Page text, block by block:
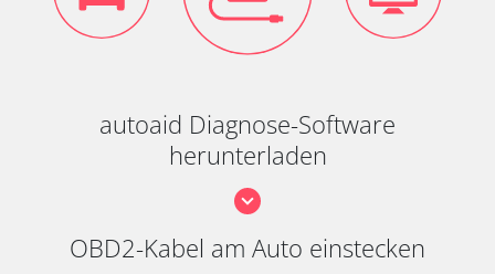
autoaid Diagnose-Software
herunterladen
OBD2-Kabel am Auto einstecken